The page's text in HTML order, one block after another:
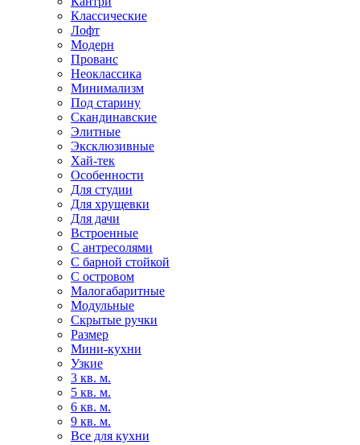
Классические
Лофт
Модерн
Прованс
Неоклассика
Минимализм
Под старину
Скандинавские
Элитные
Эксклюзивные
Хай-тек
Особенности
Для студии
Для хрущевки
Для дачи
Встроенные
С антресолями
С барной стойкой
С островом
Малогабаритные
Модульные
Скрытые ручки
Размер
Мини-кухни
Узкие
3 кв. м.
5 кв. м.
6 кв. м.
9 кв. м.
Все для кухни